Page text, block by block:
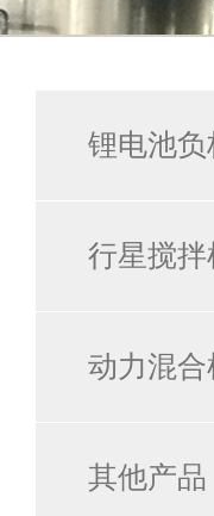
锂电池
行星搅拌
动力混合
其他产品